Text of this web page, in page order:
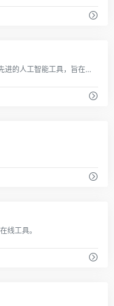
AI Sentence Generator是一款先进的人工智能工具，旨在为各种内容需求生成个性化的句子，包括但不限于博客、社交媒体帖子和专业电子邮件。
线工具。